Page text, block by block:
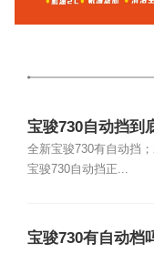
宝骏730自动挡到
全新宝骏730有自动挡
宝骏730自动挡正...
宝骏730有自动档